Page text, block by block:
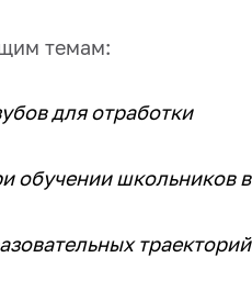
темам:
для отработки
обучении школьников в
траекторий